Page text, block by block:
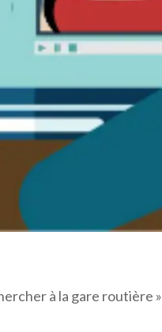
à la gare routière »